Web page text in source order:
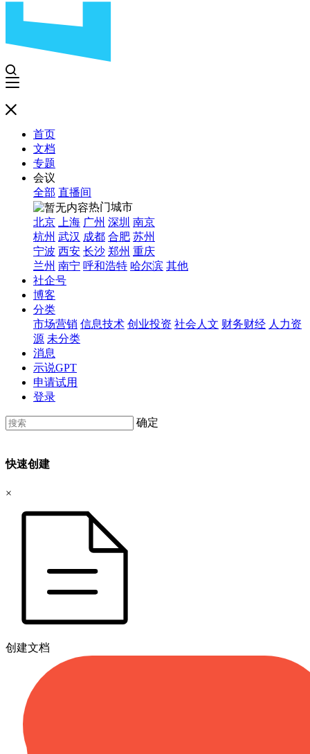
首页
文档
专题
会议
全部 直播间
热门城市
北京
上海 广州 深圳 南京
杭州 武汉 成都 合肥 苏州
宁波 西安 长沙 郑州 重庆
兰州 南宁 呼和浩特 哈尔滨 其他
社企号
博客
分类
市场营销 信息技术 创业投资 社会人文 财务财经 人力资
源 未分类
消息
示说GPT
申请试用
登录
确定
快速创建
×
创建文档